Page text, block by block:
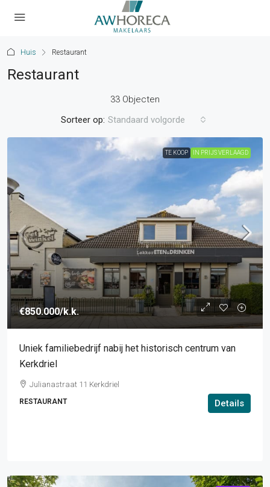
Huis Restaurant
Restaurant
33 Objecten
Sorteer op: Standaard volgorde
TE KOOP IN PRIJS VERLAAGD
€850.000/k.k.
Uniek familiebedrijf nabij het historisch centrum van
Kerkdriel
Julianastraat 11 Kerkdriel
RESTAURANT Details